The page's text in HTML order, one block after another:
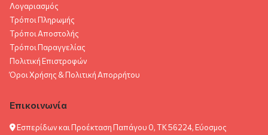
Λογαριασμός
Τρόποι Πληρωμής
Τρόποι Αποστολής
Τρόποι Παραγγελίας
Πολιτική Επιστροφών
Όροι Χρήσης & Πολιτική Aπορρήτου
Επικοινωνία
Εσπερίδων και Προέκταση Παπάγου 0, ΤΚ 56224, Εύοσμος